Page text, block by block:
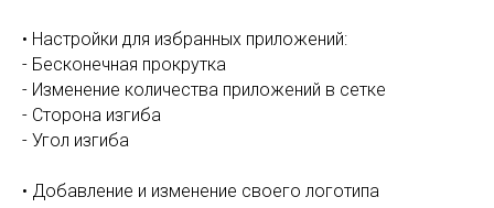
• Настройки для избранных приложений:
- Бесконечная прокрутка
- Изменение количества приложений в сетке
- Сторона изгиба
- Угол изгиба
• Добавление и изменение своего логотипа